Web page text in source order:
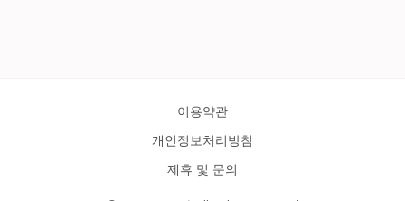
이용약관
개인정보처리방침
제휴 및 문의